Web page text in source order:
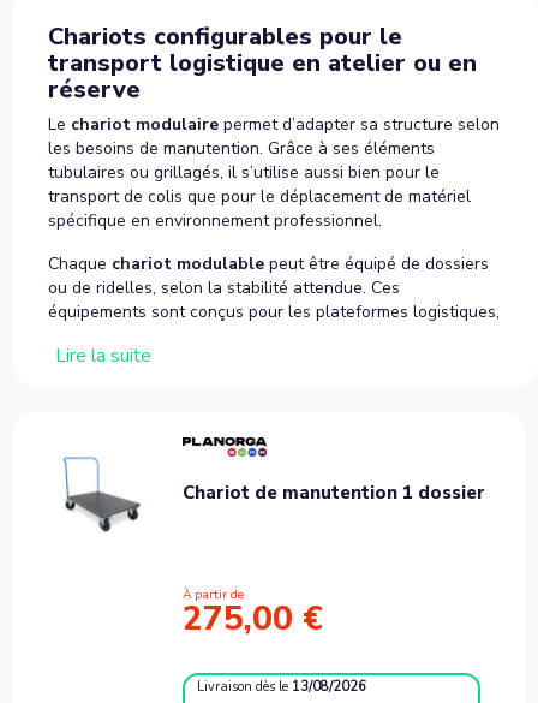
Chariots configurables pour le
transport logistique en atelier ou en
réserve
Le chariot modulaire permet d’adapter sa structure selon
les besoins de manutention. Grâce à ses éléments
tubulaires ou grillagés, il s’utilise aussi bien pour le
transport de colis que pour le déplacement de matériel
spécifique en environnement professionnel.
Chaque chariot modulable peut être équipé de dossiers
ou de ridelles, selon la stabilité attendue. Ces
équipements sont conçus pour les plateformes logistiques,
configurations changent selon les flux.
configuration et sécurité de transport pour les charges
lourdes ou irrégulières.
Lire la suite
Chariot de manutention 1 dossier
À partir de
275,00 €
Livraisondès le 13/08/2026